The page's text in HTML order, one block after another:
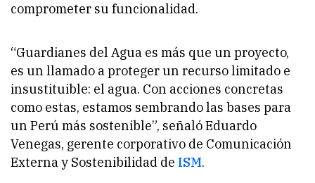
comprometer su funcionalidad.
“Guardianes del Agua es más que un proyecto,
es un llamado a proteger un recurso limitado e
insustituible: el agua. Con acciones concretas
como estas, estamos sembrando las bases para
un Perú más sostenible”, señaló Eduardo
Venegas, gerente corporativo de Comunicación
Externa y Sostenibilidad de ISM.